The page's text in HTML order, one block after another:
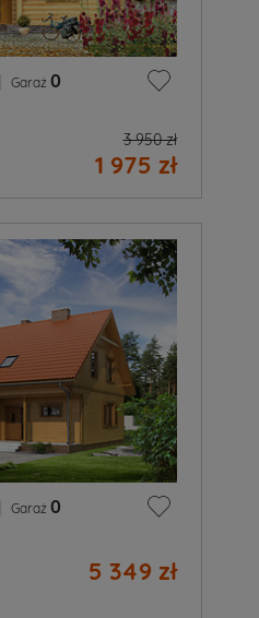
Garaż 0
3 950 zł
1 975 zł
Garaż 0
5 349 zł